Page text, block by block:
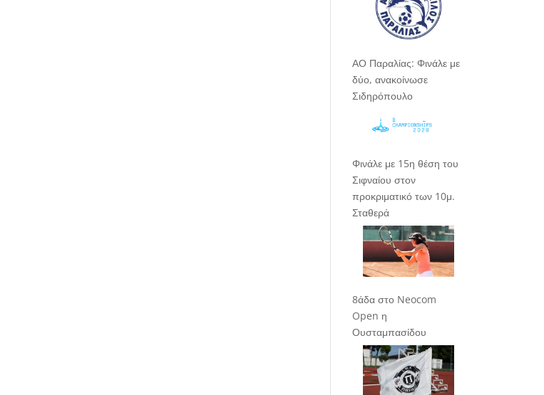
ΑΟ Παραλίας: Φινάλε με
δύο, ανακοίνωσε
Σιδηρόπουλο
Φινάλε με 15η θέση του
Σιφναίου στον
προκριματικό των 10μ.
Σταθερά
8άδα στο Neocom
Open η
Ουσταμπασίδου